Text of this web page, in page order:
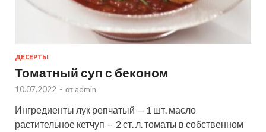
ДЕСЕРТЫ
Томатный суп с беконом
10.07.2022 - от admin
Ингредиенты лук репчатый — 1 шт. масло
растительное кетчуп — 2 ст. л. томаты в собственном